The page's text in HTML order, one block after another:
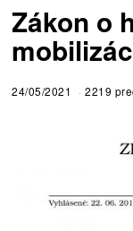
Zákon o
24/05/2021 2219